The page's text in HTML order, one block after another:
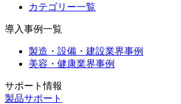
カテゴリー一覧
導入事例一覧
製造・設備・建設業界事例
美容・健康業界事例
サポート情報
製品サポート